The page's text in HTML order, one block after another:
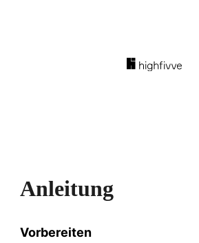
Anleitung
Vorbereiten